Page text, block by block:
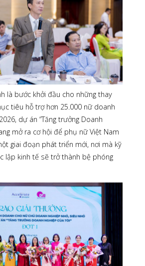
là bước khởi đầu cho những thay
tiêu hỗ trợ hơn 25.000 nữ doanh
dự án “Tăng trưởng Doanh
mở ra cơ hội để phụ nữ Việt Nam
giai đoạn phát triển mới, nơi mà kỹ
lập kinh tế sẽ trở thành bệ phóng